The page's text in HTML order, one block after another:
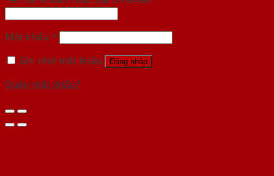
Mật khẩu *
Ghi nhớ mật khẩu
Đăng nhập
Quên mật khẩu?